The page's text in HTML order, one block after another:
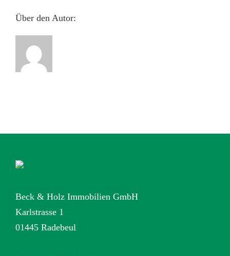
Über den Autor:
Beck & Holz Immobilien GmbH
Karlstrasse 1
01445 Radebeul